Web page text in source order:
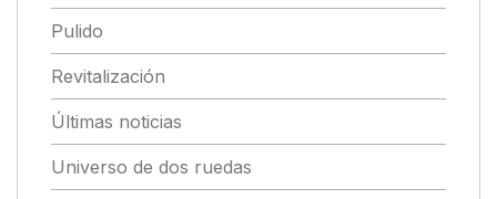
Pulido
Revitalización
Últimas noticias
Universo de dos ruedas